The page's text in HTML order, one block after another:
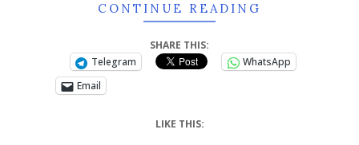
CONTINUE READING
SHARE THIS:
Telegram
WhatsApp
Email
LIKE THIS: